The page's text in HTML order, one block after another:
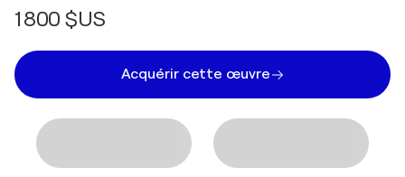
1 800 $US
Acquérir cette œuvre